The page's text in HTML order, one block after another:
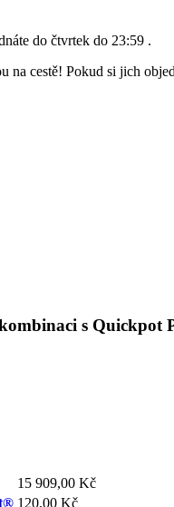
do čtvrtek do 23:59 .
na cestě! Pokud si jich
s Quickpot
15 909,00 Kč
120,00 Kč